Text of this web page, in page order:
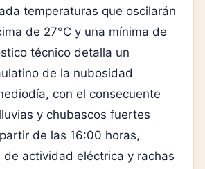
temperaturas que oscilarán
de 27°C y una mínima de
técnico detalla un
de la nubosidad
con el consecuente
y chubascos fuertes
de las 16:00 horas,
de actividad eléctrica y rachas